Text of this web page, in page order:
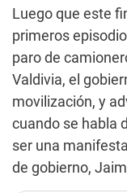
Luego que este
primeros
paro de
Valdivia, el
movilización, y
cuando se habla
ser una
de gobierno,